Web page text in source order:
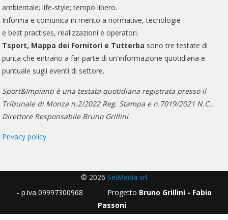
ambientale; life-style; tempo libero.
Informa e comunica in merito a normative, tecnologie
e best practises, realizzazioni e operatori.
Tsport, Mappa dei Fornitori e Tutterba sono tre testate di
punta che entrano a far parte di un'informazione quotidiana e
puntuale sugli eventi di settore.
Sport&Impianti è una testata quotidiana registrata presso il
Tribunale di Monza n.2/2022 Reg. Stampa e n.7019/2021 N.C..
Direttore Responsabile Bruno Grillini
Privacy policy
© 2026 SeiMedia srl
- p.iva 09997300968 Progetto Bruno Grillini - Fabio
Passoni